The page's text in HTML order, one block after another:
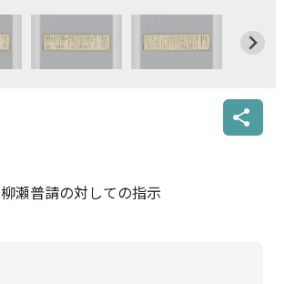
柳瀬普請の対しての指示